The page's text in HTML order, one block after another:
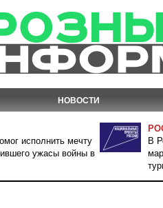
НОВОСТИ
исполнить мечту
ужасы войны в
В